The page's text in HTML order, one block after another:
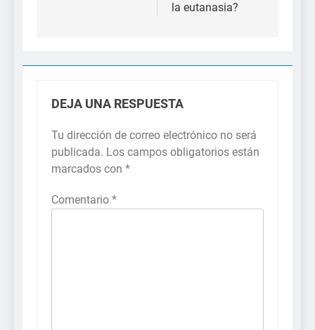
la eutanasia?
DEJA UNA RESPUESTA
Tu dirección de correo electrónico no será
publicada. Los campos obligatorios están
marcados con *
Comentario *